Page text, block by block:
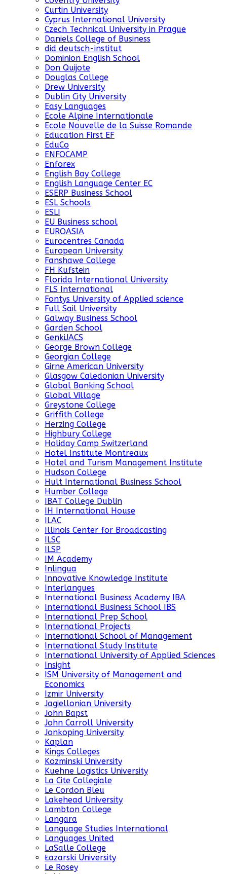
Curtin University
Cyprus International University
Czech Technical University in Prague
Daniels College of Business
did deutsch-institut
Dominion English School
Don Quijote
Douglas College
Drew University
Dublin City University
Easy Languages
Ecole Alpine Internationale
Ecole Nouvelle de la Suisse Romande
Education First EF
EduCo
ENFOCAMP
Enforex
English Bay College
English Language Center EC
ESERP Business School
ESL Schools
ESLI
EU Business school
EUROASIA
Eurocentres Canada
European University
Fanshawe College
FH Kufstein
Florida International University
FLS International
Fontys University of Applied science
Full Sail University
Galway Business School
Garden School
GenkiJACS
George Brown College
Georgian College
Girne American University
Glasgow Caledonian University
Global Banking School
Global Village
Greystone College
Griffith College
Herzing College
Highbury College
Holiday Camp Switzerland
Hotel Institute Montreaux
Hotel and Turism Management Institute
Hudson College
Hult International Business School
Humber College
IBAT College Dublin
IH International House
ILAC
Illinois Center for Broadcasting
ILSC
ILSP
IM Academy
Inlingua
Innovative Knowledge Institute
Interlangues
International Business Academy IBA
International Business School IBS
International Prep School
International Projects
International School of Management
International Study Institute
International University of Applied Sciences
Insight
ISM University of Management and
Economics
Izmir University
Jagiellonian University
John Bapst
John Carroll University
Jonkoping University
Kaplan
Kings Colleges
Kozminski University
Kuehne Logistics University
La Cite Collegiale
Le Cordon Bleu
Lakehead University
Lambton College
Langara
Language Studies International
Languages United
LaSalle College
Łazarski University
Le Rosey